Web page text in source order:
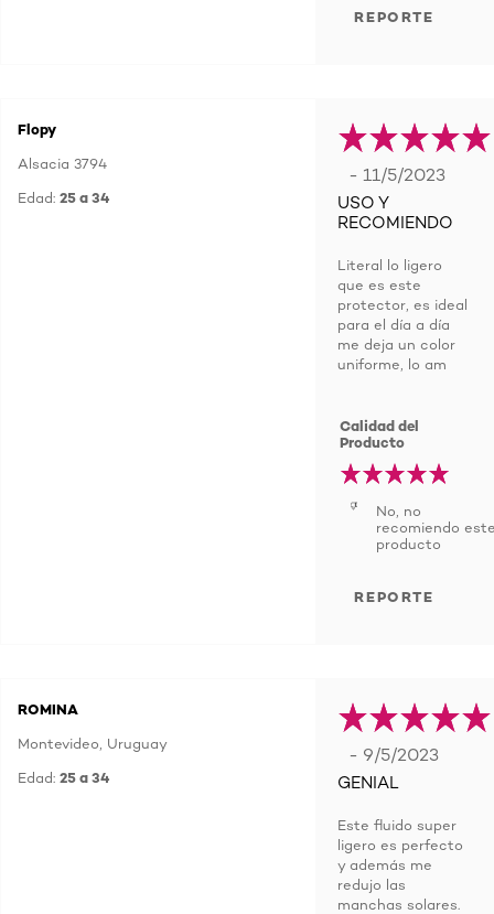
REPORTE
Flopy
Alsacia 3794
Edad: 25 a 34
- 11/5/2023
USO Y
RECOMIENDO
Literal lo ligero
que es este
protector, es ideal
para el día a día
me deja un color
uniforme, lo am
Calidad del
Producto
No, no
recomiendo
producto
REPORTE
ROMINA
Montevideo, Uruguay
Edad: 25 a 34
- 9/5/2023
GENIAL
Este fluido super
ligero es perfecto
y además me
redujo las
manchas solares.